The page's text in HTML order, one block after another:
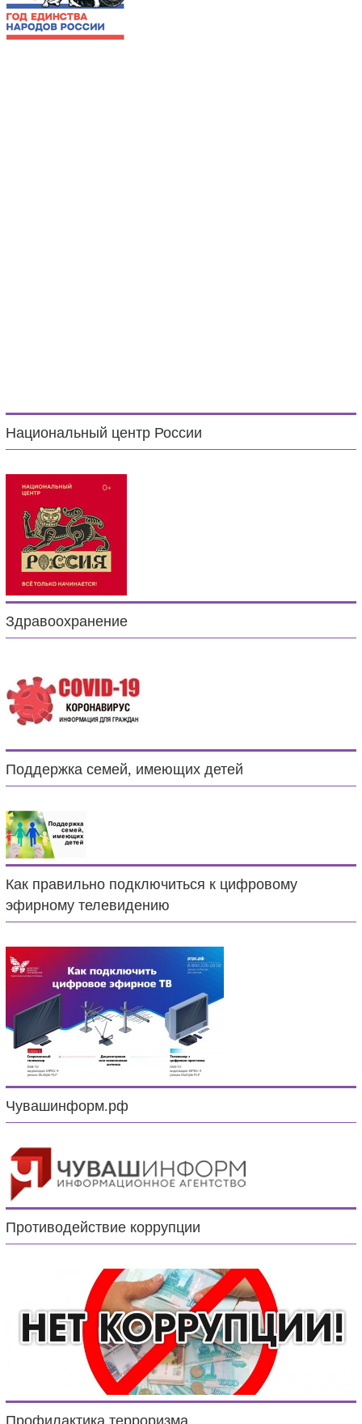
Национальный центр России
Здравоохранение
Поддержка семей, имеющих детей
Как правильно подключиться к цифровому
эфирному телевидению
Чувашинформ.рф
Противодействие коррупции